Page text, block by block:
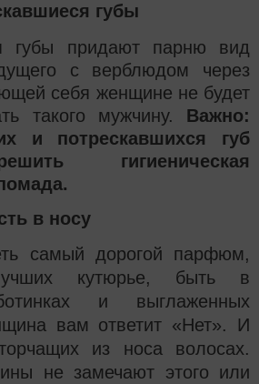
губы
губы придают парню вид
с верблюдом через
себя женщине не будет
такого мужчину. Важно:
и потрескавшихся губ
гигиеническая
в носу
самый дорогой парфюм,
кутюрье, быть в
и выглаженных
вам ответит «Нет». И
из носа волосах.
не замечают этого или